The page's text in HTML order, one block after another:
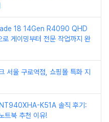
18 14Gen R4090 QHD
게이밍부터 전문 작업까지 완
서울 구로역점, 쇼핑몰 특화 지
K51A 솔직 후기:
트북 추천 이유!